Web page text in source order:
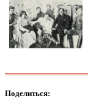
Поделиться: